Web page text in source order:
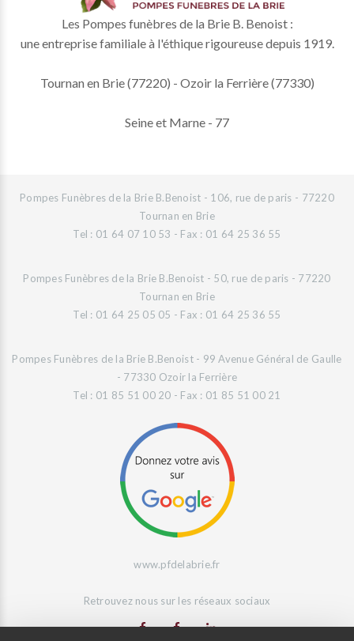
Les Pompes funèbres de la Brie B. Benoist :
une entreprise familiale à l'éthique rigoureuse depuis 1919.
Tournan en Brie (77220) - Ozoir la Ferrière (77330)
Seine et Marne - 77
Pompes Funèbres de la Brie B.Benoist - 106, rue de paris - 77220
Tournan en Brie
Tel : 01 64 07 10 53 - Fax : 01 64 25 36 55
Pompes Funèbres de la Brie B.Benoist - 50, rue de paris - 77220
Tournan en Brie
Tel : 01 64 25 05 05 - Fax : 01 64 25 36 55
Pompes Funèbres de la Brie B.Benoist - 99 Avenue Général de Gaulle
- 77330 Ozoir la Ferrière
Tel : 01 85 51 00 20 - Fax : 01 85 51 00 21
www.pfdelabrie.fr
Retrouvez nous sur les réseaux sociaux